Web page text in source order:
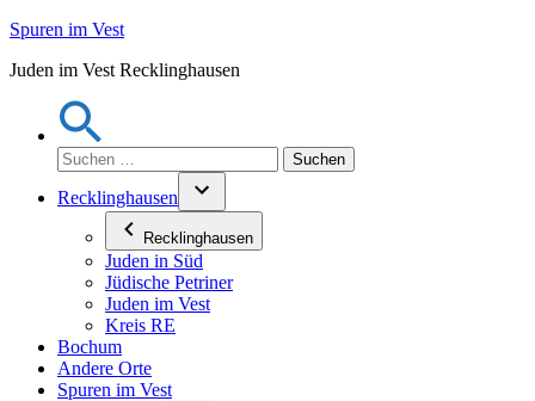
Zum
springen
Spuren im Vest
Juden im Vest Recklinghausen
Suchen
nach:
Recklinghausen
Recklinghausen
Juden in Süd
Jüdische Petriner
Juden im Vest
Kreis RE
Bochum
Andere Orte
Spuren im Vest